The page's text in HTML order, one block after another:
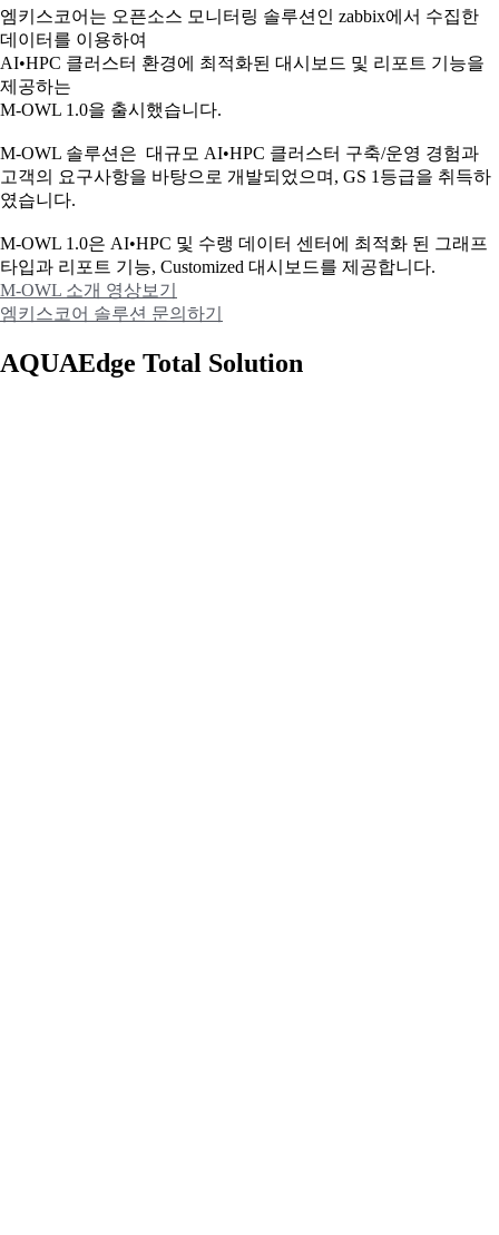
엠키스코어는 오픈소스 모니터링 솔루션인 zabbix에서 수집한
데이터를 이용하여
AI•HPC 클러스터 환경에 최적화된 대시보드 및 리포트 기능을
제공하는
M-OWL 1.0을 출시했습니다.
M-OWL 솔루션은 대규모 AI•HPC 클러스터 구축/운영 경험과
고객의 요구사항을 바탕으로 개발되었으며, GS 1등급을 취득하
였습니다.
M-OWL 1.0은 AI•HPC 및 수랭 데이터 센터에 최적화 된 그래프
타입과 리포트 기능, Customized 대시보드를 제공합니다.
M-OWL 소개 영상보기
엠키스코어 솔루션 문의하기
AQUAEdge Total Solution